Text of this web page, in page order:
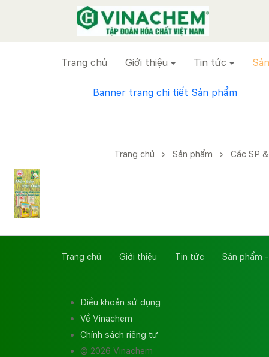
VINACHEM
Trang chủ Giới thiệu Tin tức
Banner trang chi tiết Sản phẩm
Trang chủ > Sản phẩm > Các SP
Trang chủ Giới thiệu Tin tức Sản phẩm
Điều khoản sử dụng
Về Vinachem
Chính sách riêng tư
© 2026 Vinachem